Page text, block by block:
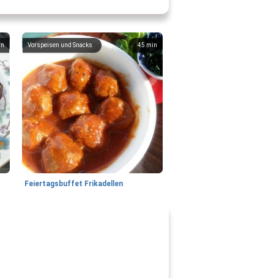
45 min
Vorspeisen und Snacks
Feiertagsbuffet Frikadellen